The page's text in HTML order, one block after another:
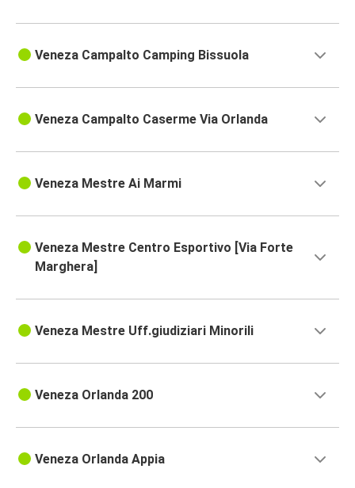
Veneza Campalto Camping Bissuola
Veneza Campalto Caserme Via Orlanda
Veneza Mestre Ai Marmi
Veneza Mestre Centro Esportivo [Via Forte
Marghera]
Veneza Mestre Uff.giudiziari Minorili
Veneza Orlanda 200
Veneza Orlanda Appia